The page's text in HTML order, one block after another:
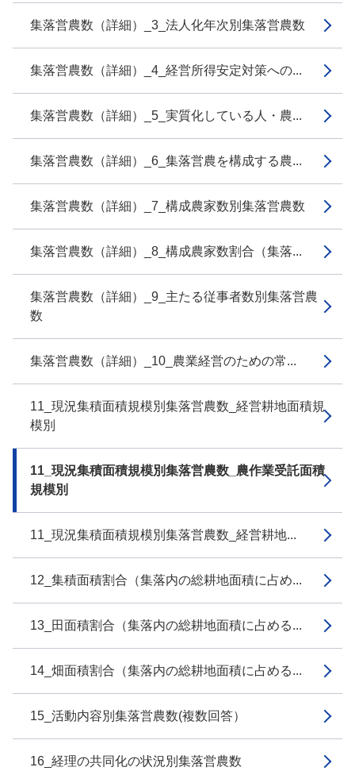
集落営農数（詳細）_3_法人化年次別集落営農数
集落営農数（詳細）_4_経営所得安定対策への...
集落営農数（詳細）_5_実質化している人・農...
集落営農数（詳細）_6_集落営農を構成する農...
集落営農数（詳細）_7_構成農家数別集落営農数
集落営農数（詳細）_8_構成農家数割合（集落...
集落営農数（詳細）_9_主たる従事者数別集落営農
数
集落営農数（詳細）_10_農業経営のための常...
11_現況集積面積規模別集落営農数_経営耕地面積規
模別
11_現況集積面積規模別集落営農数_農作業受託面積
規模別
11_現況集積面積規模別集落営農数_経営耕地...
12_集積面積割合（集落内の総耕地面積に占め...
13_田面積割合（集落内の総耕地面積に占める...
14_畑面積割合（集落内の総耕地面積に占める...
15_活動内容別集落営農数(複数回答）
16_経理の共同化の状況別集落営農数